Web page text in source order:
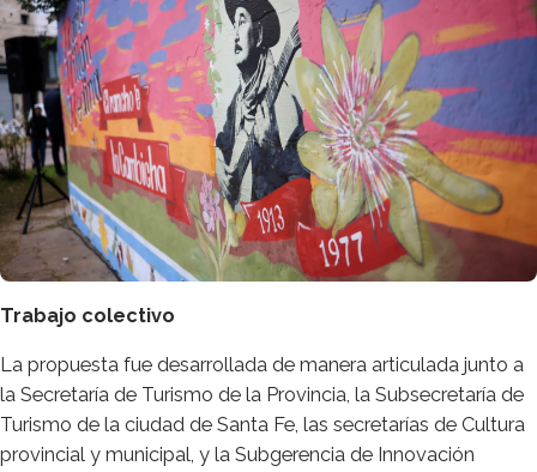
Trabajo colectivo
La propuesta fue desarrollada de manera articulada junto a
la Secretaría de Turismo de la Provincia, la Subsecretaría de
Turismo de la ciudad de Santa Fe, las secretarías de Cultura
provincial y municipal, y la Subgerencia de Innovación